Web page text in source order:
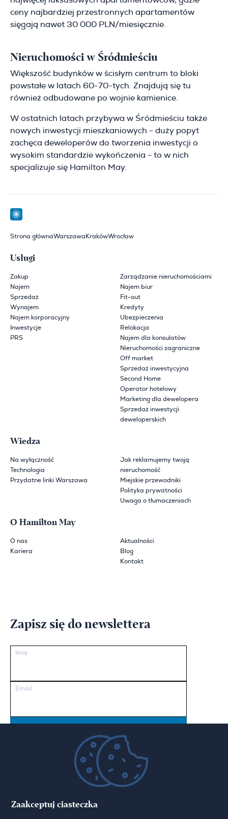
ceny najbardziej przestronnych apartamentów
sięgają nawet 30 000 PLN/miesięcznie.
Nieruchomości w Śródmieściu
Większość budynków w ścisłym centrum to bloki
powstałe w latach 60-70-tych. Znajdują się tu
również odbudowane po wojnie kamienice.
W ostatnich latach przybywa w Śródmieściu także
nowych inwestycji mieszkaniowych - duży popyt
zachęca deweloperów do tworzenia inwestycji o
wysokim standardzie wykończenia - to w nich
specjalizuje się Hamilton May.
Strona głównaWarszawa KrakówWrocław
Usługi
Zakup
Najem
Sprzedaż
Wynajem
Najem korporacyjny
Inwestycje
PRS
Zarządzanie nieruchomościami
Najem biur
Fit-out
Kredyty
Ubezpieczenia
Relokacja
Najem dla konsulatów
Nieruchomości zagraniczne
Off market
Sprzedaż inwestycyjna
Second Home
Operator hotelowy
Marketing dla dewelopera
Sprzedaż inwestycji
deweloperskich
Wiedza
Na wyłączność
Technologia
Przydatne linki Warszawa
Jak reklamujemy twoją
nieruchomość
Miejskie przewodniki
Polityka prywatności
Uwaga o tłumaczeniach
O Hamilton May
O nas
Kariera
Aktualności
Blog
Kontakt
Zapisz się do newslettera
Imię
Email
Zgoda marketingowa Pokaż więcej
Zaakceptuj ciasteczka